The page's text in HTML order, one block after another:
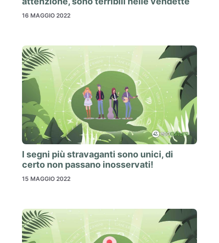
16 MAGGIO 2022
I segni più stravaganti sono unici, di
certo non passano inosservati!
15 MAGGIO 2022